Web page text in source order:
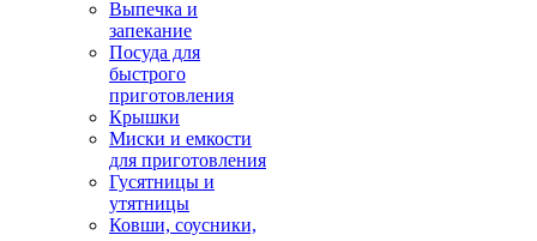
Выпечка и
запекание
Посуда для
быстрого
приготовления
Крышки
Миски и емкости
для приготовления
Гусятницы и
утятницы
Ковши, соусники,